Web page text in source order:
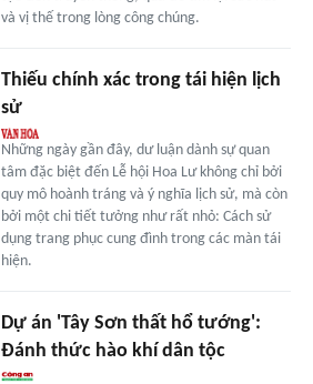
và vị thế trong lòng công chúng.
Thiếu chính xác trong tái hiện lịch
sử
Những ngày gần đây, dư luận dành sự quan
tâm đặc biệt đến Lễ hội Hoa Lư không chỉ bởi
quy mô hoành tráng và ý nghĩa lịch sử, mà còn
bởi một chi tiết tưởng như rất nhỏ: Cách sử
dụng trang phục cung đình trong các màn tái
hiện.
Dự án 'Tây Sơn thất hổ tướng':
Đánh thức hào khí dân tộc